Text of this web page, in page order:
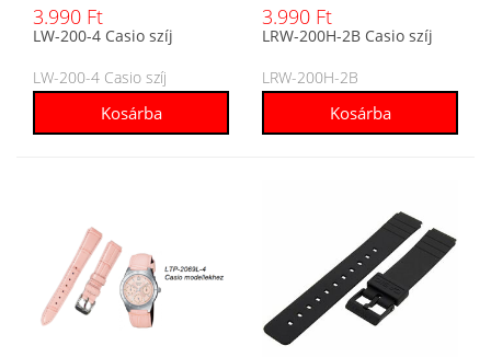
3.990 Ft
LW-200-4 Casio szíj
LW-200-4 Casio szíj
3.990 Ft
LRW-200H-2B Casio szíj
LRW-200H-2B